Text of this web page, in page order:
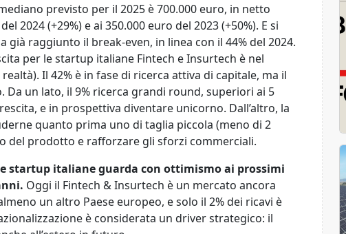
previsto per il 2025 è 700.000 euro, in netto
2024 (+29%) e ai 350.000 euro del 2023 (+50%). E si
già raggiunto il break-even, in linea con il 44% del 2024.
per le startup italiane Fintech e Insurtech è nel
Il 42% è in fase di ricerca attiva di capitale, ma il
un lato, il 9% ricerca grandi round, superiori ai 5
e in prospettiva diventare unicorno. Dall’altro, la
quanto prima uno di taglia piccola (meno di 2
del prodotto e rafforzare gli sforzi commerciali.
startup italiane guarda con ottimismo ai prossimi
Oggi il Fintech & Insurtech è un mercato ancora
un altro Paese europeo, e solo il 2% dei ricavi è
è considerata un driver strategico: il